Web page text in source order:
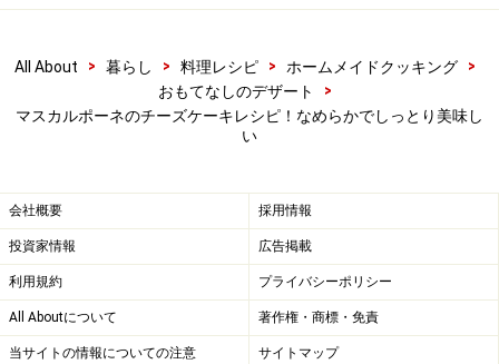
5
生地を流し入れる。
湯せんをするので丸型（セルクル）よりひとまわり大き
い立ち上がりの平皿にオーブンシートを敷き18cmのセル
All About > 暮らし > 料理レシピ > ホームメイドクッキング
>
おもてなしのデザート
>
マスカルポーネのチーズケーキレシピ！なめらかでしっとり美味し
い
会社概要 採用情報
投資家情報 広告掲載
利用規約 プライバシーポリシー
All Aboutについて 著作権・商標・免責
当サイトの情報についての注意 サイトマップ